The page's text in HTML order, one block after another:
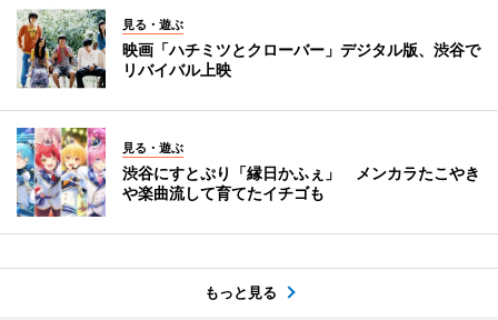
見る・遊ぶ
映画「ハチミツとクローバー」デジタル版、渋谷で
リバイバル上映
見る・遊ぶ
渋谷にすとぷり「縁日かふぇ」 メンカラたこやき
や楽曲流して育てたイチゴも
もっと見る